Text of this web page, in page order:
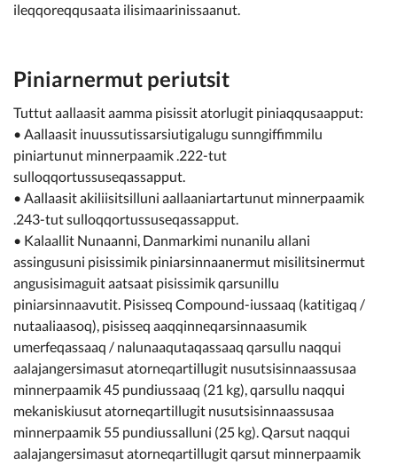
ileqqoreqqusaata ilisimaarinissaanut.
Piniarnermut periutsit
Tuttut aallaasit aamma pisissit atorlugit piniaqqusaapput:
• Aallaasit inuussutissarsiutigalugu sunngiffimmilu
piniartunut minnerpaamik .222-tut
sulloqqortussuseqassapput.
• Aallaasit akiliisitsilluni aallaaniartartunut minnerpaamik
.243-tut sulloqqortussuseqassapput.
• Kalaallit Nunaanni, Danmarkimi nunanilu allani
assingusuni pisissimik piniarsinnaanermut misilitsinermut
angusisimaguit aatsaat pisissimik qarsunillu
piniarsinnaavutit. Pisisseq Compound-iussaaq (katitigaq /
nutaaliaasoq), pisisseq aaqqinneqarsinnaasumik
umerfeqassaaq / nalunaaqutaqassaaq qarsullu naqqui
aalajangersimasut atorneqartillugit nusutsisinnaassusaa
minnerpaamik 45 pundiussaaq (21 kg), qarsullu naqqui
mekaniskiusut atorneqartillugit nusutsisinnaassusaa
minnerpaamik 55 pundiussalluni (25 kg). Qarsut naqqui
aalajangersimasut atorneqartillugit qarsut minnerpaamik